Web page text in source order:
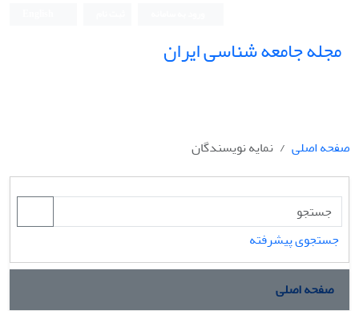
مجله جامعه شناسی ایران
صفحه اصلی نمایه نویسندگان
جستجوی پیشرفته
صفحه اصلی